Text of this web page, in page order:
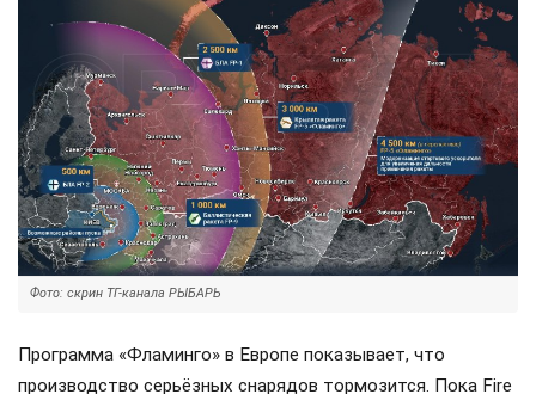
Фото: скрин ТГ-канала РЫБАРЬ
Программа «Фламинго» в Европе показывает, что
производство серьёзных снарядов тормозится. Пока Fire